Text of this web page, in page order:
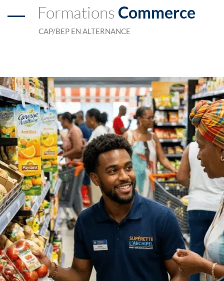
Formations Commerce
CAP/BEP EN ALTERNANCE